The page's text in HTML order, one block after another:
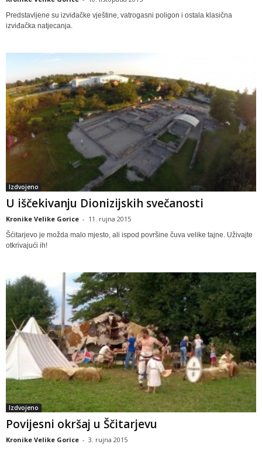
Predstavljene su izviđačke vještine, vatrogasni poligon i ostala klasična
izviđačka natjecanja.
Izdvojeno
U iščekivanju Dionizijskih svečanosti
Kronike Velike Gorice - 11. rujna 2015
Šćitarjevo je možda malo mjesto, ali ispod površine čuva velike tajne. Uživajte
otkrivajući ih!
Izdvojeno
Povijesni okršaj u Ščitarjevu
Kronike Velike Gorice - 3. rujna 2015